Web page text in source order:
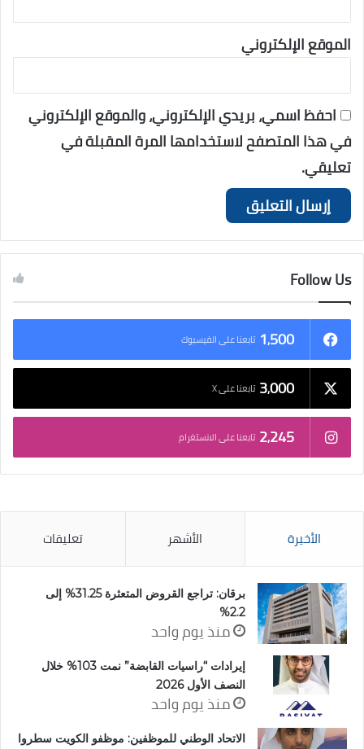
الموقع الإلكتروني
احفظ اسمي، بريدي الإلكتروني، والموقع الإلكتروني
في هذا المتصفح لاستخدامها المرة المقبلة في
تعليقي.
Follow Us
1٬500 تابعنا على الفيسبوك
3٬000 تابعنا على X
2٬245 تابعنا على الانستغرام
الأخيرة الأشهر تعليقات
برقان: تراجع القروض المتعثرة 31.25% إلى
2.2%
منذ يوم واحد
إيرادات “راسيات القابضة” نمت 103% خلال
النصف الأول 2026
منذ يوم واحد
الاتحاد الوطني للموظفين: موظفو الكويت سطروا